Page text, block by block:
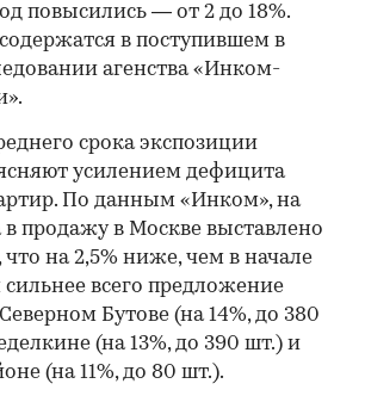
повысились — от 2 до 18%.
в поступившем в
агенства «Инком-
срока экспозиции
усилением дефицита
По данным «Инком», на
в продажу в Москве выставлено
что на 2,5% ниже, чем в начале
всего предложение
Бутове (на 14%, до 380
(на 13%, до 390 шт.) и
(на 11%, до 80 шт.).